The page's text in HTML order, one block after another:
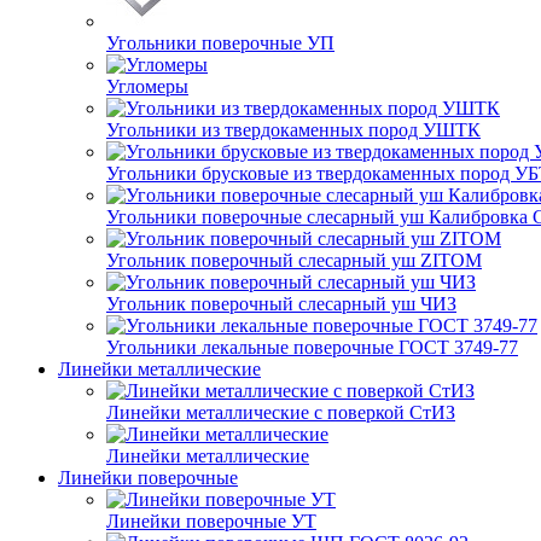
Угольники поверочные УП
Угломеры
Угольники из твердокаменных пород УШТК
Угольники брусковые из твердокаменных пород
Угольники поверочные слесарный уш Калибровка
Угольник поверочный слесарный уш ZITOM
Угольник поверочный слесарный уш ЧИЗ
Угольники лекальные поверочные ГОСТ 3749-77
Линейки металлические
Линейки металлические с поверкой СтИЗ
Линейки металлические
Линейки поверочные
Линейки поверочные УТ